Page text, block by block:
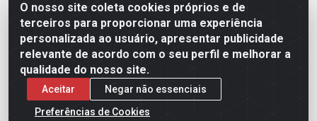
O nosso site coleta cookies próprios e de
terceiros para proporcionar uma experiência
personalizada ao usuário, apresentar publicidade
relevante de acordo com o seu perfil e melhorar a
qualidade do nosso site.
Aceitar
Negar não essenciais
Preferências de Cookies
NG Alimentos, há mais de 14 anos no mercado
paraibano, é referência em frigorificados, destacando-
se pela logística eficiente e excelência.